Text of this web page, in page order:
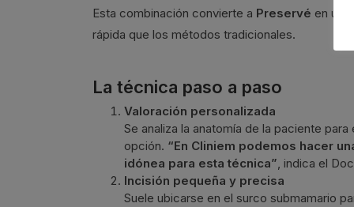
Esta combinación convierte a Preservé en una
rápida que los métodos tradicionales.
La técnica paso a paso
Valoración personalizada
Se analiza la anatomía de la paciente
opción. “En Cliniem podemos hacer
idónea para esta técnica”, indica el
Incisión pequeña y precisa
Suele ubicarse en el surco submamario